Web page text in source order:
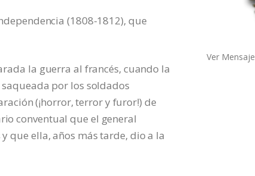
(1808-1812), que
la guerra al francés, cuando la
por los soldados
(¡horror, terror y furor!) de
conventual que el general
que ella, años más tarde, dio a la
Ver Mensaje